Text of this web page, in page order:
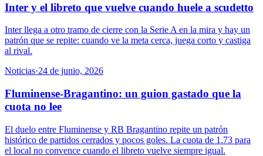
Inter y el libreto que vuelve cuando huele a scudetto
Inter llega a otro tramo de cierre con la Serie A en la mira y hay un
patrón que se repite: cuando ve la meta cerca, juega corto y castiga
al rival.
Noticias·24 de junio, 2026
Fluminense-Bragantino: un guion gastado que la
cuota no lee
El duelo entre Fluminense y RB Bragantino repite un patrón
histórico de partidos cerrados y pocos goles. La cuota de 1.73 para
el local no convence cuando el libreto vuelve siempre igual.